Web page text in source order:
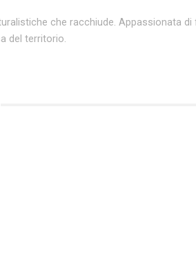
che racchiude. Appassionata
del territorio.